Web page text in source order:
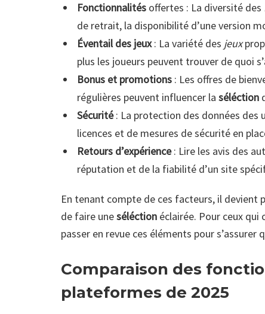
Fonctionnalitésoffertes : La diversité des
de retrait, la disponibilité d’une version
Éventail des jeux: La variété des jeux
plus les joueurs peuvent trouver de quoi
Bonus et promotions: Les offres de
régulières peuvent influencer la séléction
Sécurité: La protection des données des
licences et de mesures de sécurité en
Retours d’expérience: Lire les avis des
réputation et de la fiabilité d’un site
En tenant compte de ces facteurs, il devient
de faire uneséléction éclairée. Pour ceux qui
passer en revue ces éléments pour
Comparaison des
plateformes de 2025